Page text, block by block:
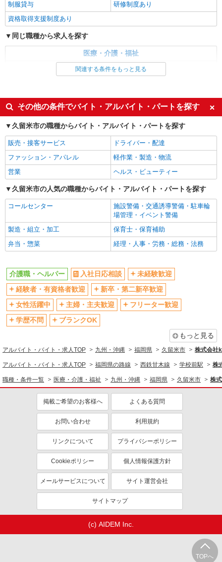
制服貸与
研修制度あり
資格取得支援制度あり
同じ職種から求人を探す
医療・介護・福祉
未経験歓迎
ミドル（40代～）活躍中
ボーナス・賞与あり
車通勤OK
交通費支給
社会保険あり
産休・育休取得実績あり
関連する条件をもっと見る
その他の条件でバイト・アルバイト・パートを探す
久留米市の職種からバイト・アルバイト・パートを探す
販売・接客サービス
ドライバー・配達
ファッション・アパレル
軽作業・製造・物流
営業
ヘルス・ビューティー
久留米市の人気の職種からバイト・アルバイト・パートを探す
コールセンター
施設警備・交通誘導警備・駐車輪
場管理・イベント警備
製造・組立・加工
保育士・保育補助
弁当・惣菜
経理・人事・労務・総務・法務
TOPへ
介護職・ヘルパー 入社日応相談
未経験歓迎
経験者・有資格者歓迎
新卒・第二新卒歓迎
女性活躍中
主婦・主夫歓迎
フリーター歓迎
学歴不問
ブランクOK
もっと見る
アルバイト・バイト・求人TOP 九州・沖縄 福岡県 久留米市 株式会社
アルバイト・バイト・求人TOP 福岡県の路線 西鉄甘木線 学校前駅 株
職種・条件一覧 医療・介護・福祉 九州・沖縄 福岡県 久留米市 株
掲載ご希望のお客様へ よくある質問
お問い合わせ 利用規約
リンクについて プライバシーポリシー
Cookieポリシー 個人情報保護方針
メールサービスについて サイト運営会社
サイトマップ
(c) AIDEM Inc.